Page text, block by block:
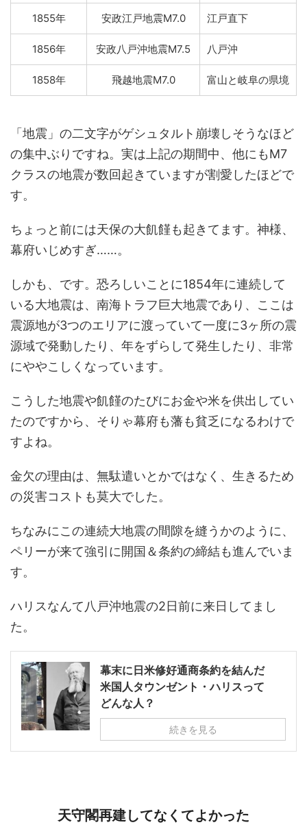
1855年 安政江戸地震M7.0 江戸直下
1856年 安政八戸沖地震M7.5 八戸沖
1858年 飛越地震M7.0 富山と岐阜の県境
「地震」の二文字がゲシュタルト崩壊しそうなほど
の集中ぶりですね。実は上記の期間中、他にもM7
クラスの地震が数回起きていますが割愛したほどで
す。
ちょっと前には天保の大飢饉も起きてます。神様、
幕府いじめすぎ……。
しかも、です。恐ろしいことに1854年に連続して
いる大地震は、南海トラフ巨大地震であり、ここは
震源地が3つのエリアに渡っていて一度に3ヶ所の震
源域で発動したり、年をずらして発生したり、非常
にややこしくなっています。
こうした地震や飢饉のたびにお金や米を供出してい
たのですから、そりゃ幕府も藩も貧乏になるわけで
すよね。
金欠の理由は、無駄遣いとかではなく、生きるため
の災害コストも莫大でした。
ちなみにこの連続大地震の間隙を縫うかのように、
ペリーが来て強引に開国＆条約の締結も進んでいま
す。
ハリスなんて八戸沖地震の2日前に来日してまし
た。
幕末に日米修好通商条約を結んだ
米国人タウンゼント・ハリスって
どんな人？
続きを見る
天守閣再建してなくてよかった